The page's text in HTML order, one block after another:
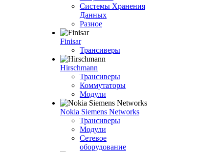
Системы Хранения
Данных
Разное
Finisar
Трансиверы
Hirschmann
Трансиверы
Коммутаторы
Модули
Nokia Siemens Networks
Трансиверы
Модули
Сетевое
оборудование